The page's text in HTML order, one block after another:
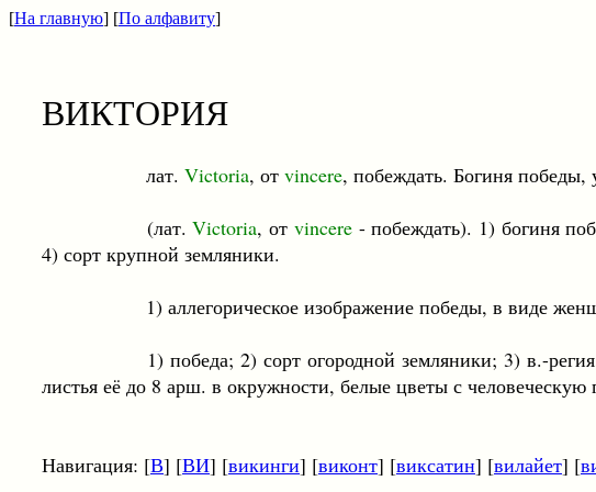
[На главную] [По алфавиту]
ВИКТОРИЯ
лат. Victoria, от vincere, побеждать. Богиня победы,
(лат. Victoria, от vincere - побеждать). 1) богиня
4) сорт крупной земляники.
1) аллегорическое изображение победы, в виде
1) победа; 2) сорт огородной земляники; 3) в.-регия, т.
листья её до 8 арш. в окружности, белые цветы с человеческую
Навигация: [В] [ВИ] [викинги] [виконт] [виксатин] [вилайет] [